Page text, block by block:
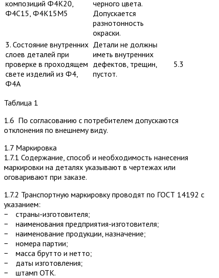
композиций Ф4К20,
Ф4С15, Ф4К15М5
черного цвета.
Допускается
разнотонность
окраски.
3. Состояние внутренних
слоев деталей при
проверке в проходящем
свете изделий из Ф4,
Ф4А
Детали не должны
иметь внутренних
дефектов, трещин,
пустот.
5.3
Таблица 1
1.6 По согласованию с потребителем допускаются
отклонения по внешнему виду.
1.7 Маркировка
1.7.1 Содержание, способ и необходимость нанесения
маркировки на деталях указывают в чертежах или
оговаривают при заказе.
1.7.2 Транспортную маркировку проводят по ГОСТ 14192 с
указанием:
− страны-изготовителя;
− наименования предприятия-изготовителя;
− наименование продукции, назначение;
− номера партии;
− масса брутто и нетто;
− даты изготовления;
− штамп ОТК.